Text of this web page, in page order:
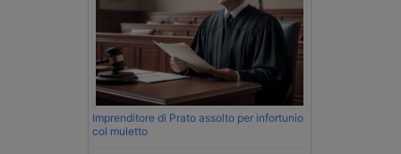
Imprenditore di Prato assolto per infortunio
col muletto